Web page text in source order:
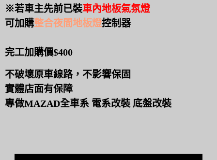
※若車主先前已裝車內地板氣氛燈
可加購整合夜間地板燈控制器
完工加購價$400
不破壞原車線路，不影響保固
實體店面有保障
專做MAZAD全車系 電系改裝 底盤改裝